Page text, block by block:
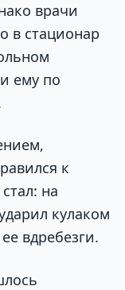
врачи
в стационар
ему по
к
на
кулаком
вдребезги.